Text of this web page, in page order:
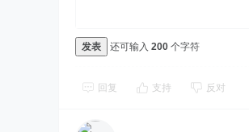
发表 还可输入 200 个字符
回复 支持 反对